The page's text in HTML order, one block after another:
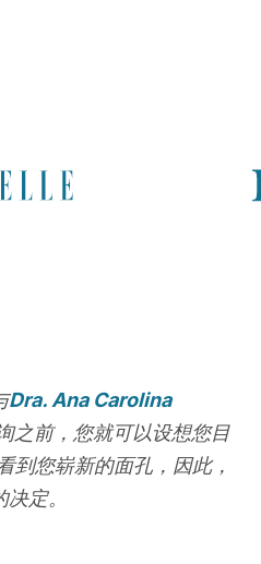
Dra. Ana Carolina
之前，您就可以设想您目
到您崭新的面孔，因此，
定。